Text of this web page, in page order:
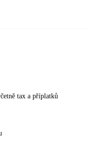
tax a příplatků